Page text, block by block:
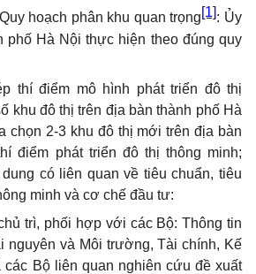
hoạch phân khu quan trọng[1]: Ủy
phố Hà Nội thực hiện theo đúng quy
thí điểm mô hình phát triển đô thị
khu đô thị trên địa bàn thành phố Hà
chọn 2-3 khu đô thị mới trên địa bàn
điểm phát triển đô thị thông minh;
có liên quan về tiêu chuẩn, tiêu
minh và cơ chế đầu tư:
trì, phối hợp với các Bộ: Thông tin
nguyên và Môi trường, Tài chính, Kế
Bộ liên quan nghiên cứu đề xuất